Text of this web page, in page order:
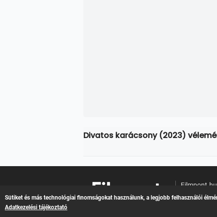
Divatos karácsony (2023)
Filmpont.hu
Online
Sütiket és más technológiai finomságokat használunk, a legjobb felhasználói
Adatkezelési tájékoztató